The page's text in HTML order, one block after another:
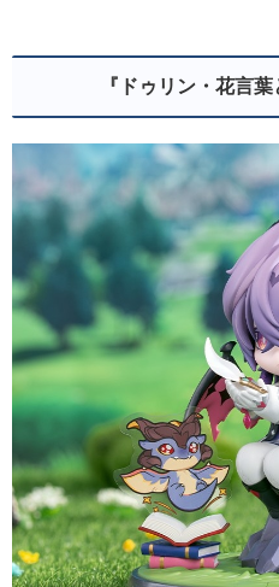
『ドゥリン・花言